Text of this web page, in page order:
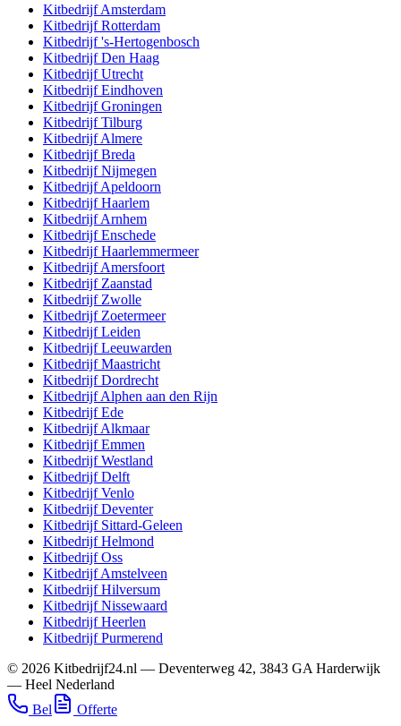
KitbedrijfAmsterdam
KitbedrijfRotterdam
Kitbedrijf's-Hertogenbosch
KitbedrijfDen Haag
KitbedrijfUtrecht
KitbedrijfEindhoven
KitbedrijfGroningen
KitbedrijfTilburg
KitbedrijfAlmere
KitbedrijfBreda
KitbedrijfNijmegen
KitbedrijfApeldoorn
KitbedrijfHaarlem
KitbedrijfArnhem
KitbedrijfEnschede
KitbedrijfHaarlemmermeer
KitbedrijfAmersfoort
Kitbedrijf Zaanstad
Kitbedrijf Zwolle
Kitbedrijf Zoetermeer
KitbedrijfLeiden
KitbedrijfLeeuwarden
KitbedrijfMaastricht
KitbedrijfDordrecht
KitbedrijfAlphen aan den Rijn
KitbedrijfEde
KitbedrijfAlkmaar
KitbedrijfEmmen
KitbedrijfWestland
KitbedrijfDelft
KitbedrijfVenlo
KitbedrijfDeventer
Kitbedrijf Sittard-Geleen
KitbedrijfHelmond
KitbedrijfOss
KitbedrijfAmstelveen
KitbedrijfHilversum
KitbedrijfNissewaard
KitbedrijfHeerlen
KitbedrijfPurmerend
© 2026 Kitbedrijf24.nl — Deventerweg 42, 3843 GA Harderwijk
— Heel Nederland
Bel
Offerte